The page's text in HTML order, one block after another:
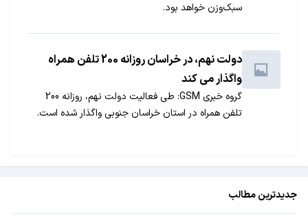
سبک‌وزن خواهد بود.
دولت نهم، در خراسان روزانه 200 تلفن همراه
واگذار می کند
گروه خبری GSM: طی فعالیت دولت نهم، روزانه 200
تلفن همراه در استان خراسان جنوبی واگذار شده است.
جدیدترین مطالب